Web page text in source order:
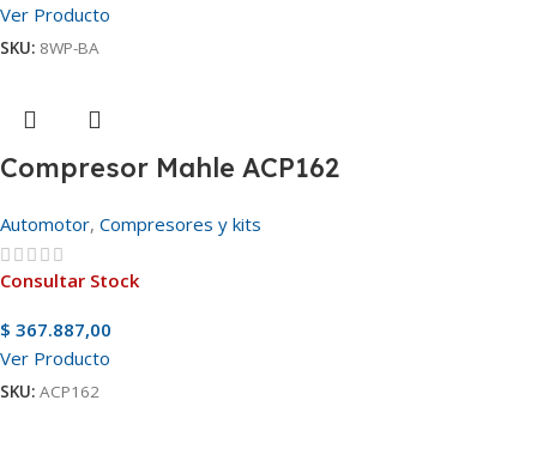
Ver Producto
SKU: 8WP-BA
Compresor Mahle ACP162
Automotor, Compresores y kits
Consultar Stock
$ 367.887,00
Ver Producto
SKU: ACP162